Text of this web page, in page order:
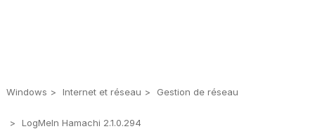
Windows Internet et réseau Gestion de réseau
LogMeIn Hamachi 2.1.0.294